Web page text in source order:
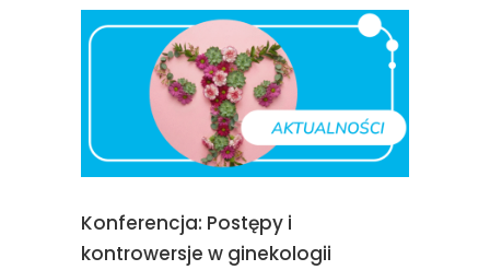
Konferencja: Postępy i
kontrowersje w ginekologii